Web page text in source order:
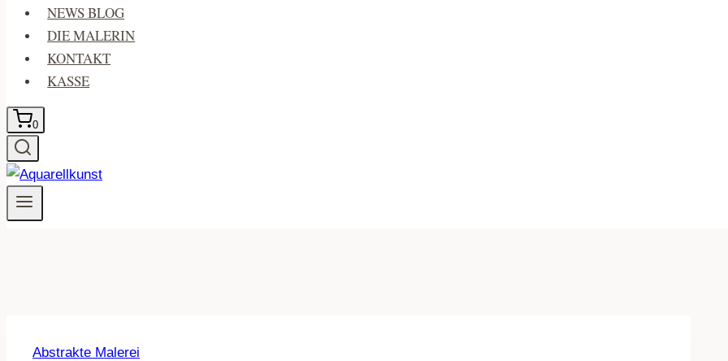
NEWS BLOG
DIE MALERIN
KONTAKT
KASSE
0
Abstrakte Malerei